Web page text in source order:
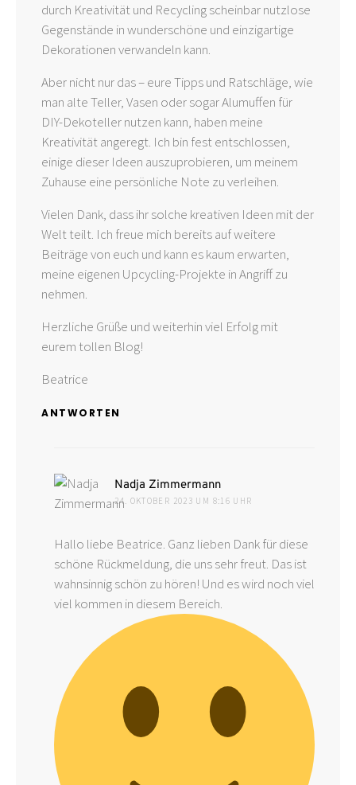
durch Kreativität und Recycling scheinbar nutzlose
Gegenstände in wunderschöne und einzigartige
Dekorationen verwandeln kann.
Aber nicht nur das – eure Tipps und Ratschläge, wie
man alte Teller, Vasen oder sogar Alumuffen für
DIY-Dekoteller nutzen kann, haben meine
Kreativität angeregt. Ich bin fest entschlossen,
einige dieser Ideen auszuprobieren, um meinem
Zuhause eine persönliche Note zu verleihen.
Vielen Dank, dass ihr solche kreativen Ideen mit der
Welt teilt. Ich freue mich bereits auf weitere
Beiträge von euch und kann es kaum erwarten,
meine eigenen Upcycling-Projekte in Angriff zu
nehmen.
Herzliche Grüße und weiterhin viel Erfolg mit
eurem tollen Blog!
Beatrice
ANTWORTEN
Nadja Zimmermann
24. OKTOBER 2023 UM 8:16 UHR
Hallo liebe Beatrice. Ganz lieben Dank für diese
schöne Rückmeldung, die uns sehr freut. Das ist
wahnsinnig schön zu hören! Und es wird noch viel
viel kommen in diesem Bereich.